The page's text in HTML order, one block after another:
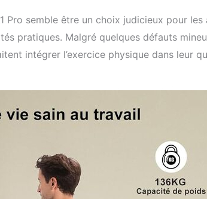
Pro semble être un choix judicieux pour
pratiques. Malgré quelques défauts
intégrer l’exercice physique dans leur